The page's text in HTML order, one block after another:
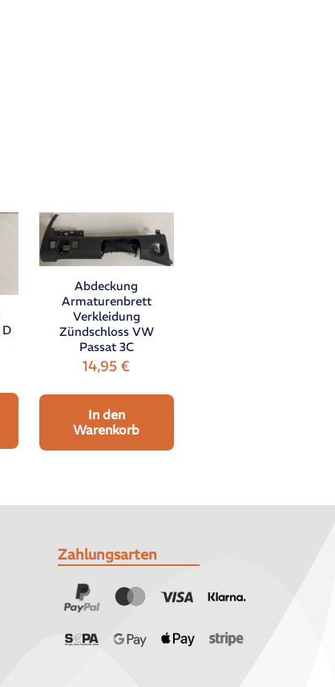
Abdeckung
Armaturenbrett
Verkleidung
Zündschloss VW
Passat 3C
14,95€
In den
Warenkorb
Zahlungsarten